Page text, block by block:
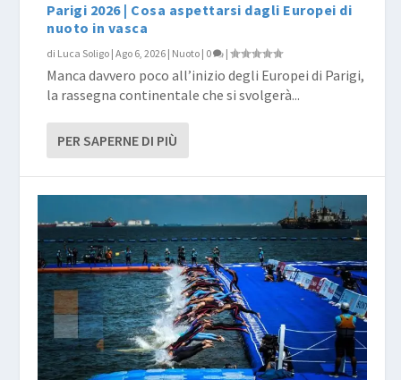
Parigi 2026 | Cosa aspettarsi dagli Europei di
nuoto in vasca
di Luca Soligo |Ago 6, 2026 | Nuoto | 0 |
Manca davvero poco all’inizio degli Europei di Parigi,
la rassegna continentale che si svolgerà...
PER SAPERNE DI PIÙ